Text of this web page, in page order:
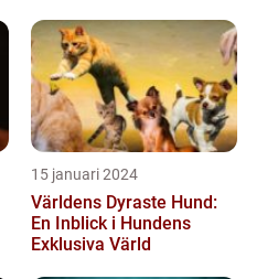
15 januari 2024
Världens Dyraste Hund:
En Inblick i Hundens
Exklusiva Värld